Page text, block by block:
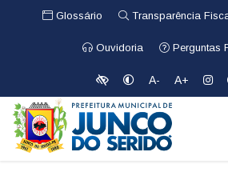
Glossário Transparência
Ouvidoria Perguntas
A- A+